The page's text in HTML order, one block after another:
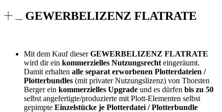
GEWERBELIZENZ FLATRATE
Mit dem Kauf dieserGEWERBELIZENZ FLATRATE
wird dir ein kommerzielles Nutzungsrecht eingeräumt.
Damit erhalten alle separat erworbenen Plotterdateien /
Plotterbundles (mit privater Nutzungslizenz) von Thorsten
Berger ein kommerzielles Upgrade und es dürfen bis zu 50
selbst angefertigte/produzierte mit Plott-Elementen selbst
gepimpte Einzelstücke je Plotterdatei / Plotterbundle